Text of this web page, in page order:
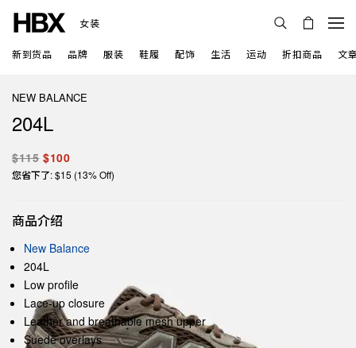
女装
新到货品 品牌 服装 鞋履 配饰 生活 运动 折扣商品 文
NEW BALANCE
204L
$115 $100
您省下了: $15 (13% Off)
商品介绍
New Balance
204L
Low profile
Lace-up closure
Leather and breathable mesh upper
Suede overlays